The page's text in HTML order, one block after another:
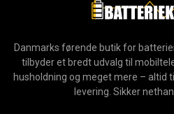
Sort
Ladeport: USB-
Antal udgange: 1x
Danmarks førende butik for
tilbyder et bredt udvalg til
husholdning og meget mere – altid
levering. Sikker